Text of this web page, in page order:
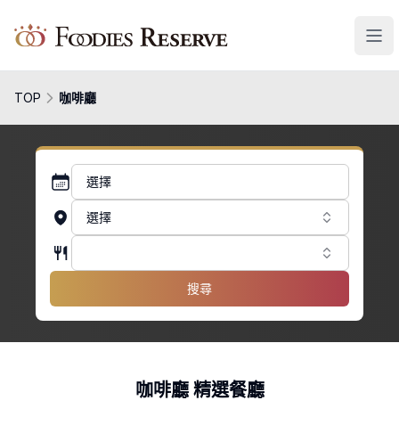
Foodies Reserve
TOP 咖啡廳
選擇
選擇
搜尋
咖啡廳 精選餐廳